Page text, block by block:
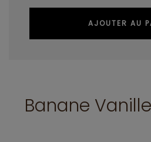
AJOUTER AU
Banane